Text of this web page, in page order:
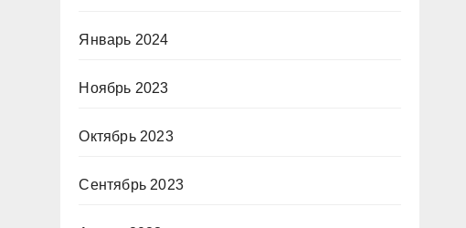
Январь 2024
Ноябрь 2023
Октябрь 2023
Сентябрь 2023